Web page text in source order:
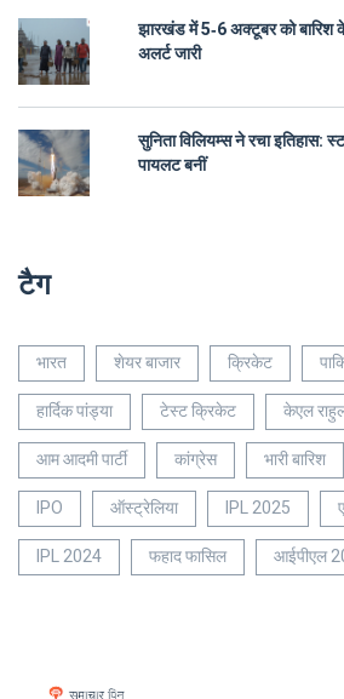
झारखंड में 5‑6 अक्टूबर को
अलर्ट जारी
सुनिता विलियम्स ने रचा इतिहास:
पायलट बनीं
टैग
भारत शेयर बाजार क्रिकेट
हार्दिक पांड्या
टेस्ट क्रिकेट केएल
आम आदमी पार्टी
कांग्रेस भारी बारिश
IPO
ऑस्ट्रेलिया IPL 2025
IPL 2024
फहाद फासिल आईपीएल